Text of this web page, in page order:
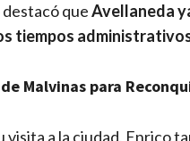
queAvellaneda
tiempos
Malvinas para
visita a la ciudad, Enrico